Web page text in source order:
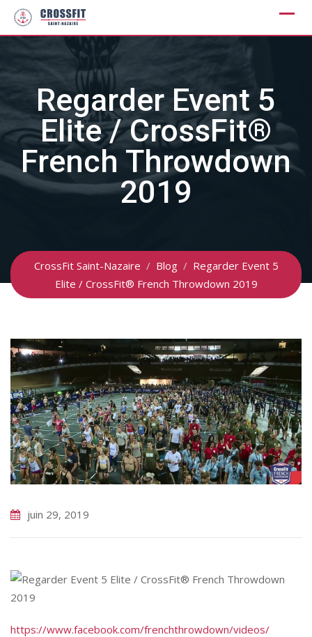
Skip
Regarder Event 5
Elite / CrossFit®
French Throwdown
2019
CrossFit Saint-Nazaire / Blog / Regarder Event 5
Elite / CrossFit® French Throwdown 2019
juin 29, 2019
https://www.facebook.com/frenchthrowdown/videos/